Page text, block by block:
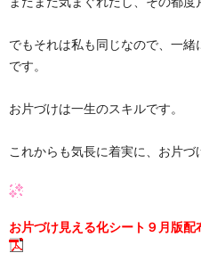
でもそれは私も同じなので、一
です。
お片づけは一生のスキルです。
これからも気長に着実に、お片づ
お片づけ見える化シート９月版配